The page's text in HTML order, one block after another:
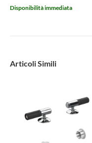
Disponibilità immediata
Articoli Simili